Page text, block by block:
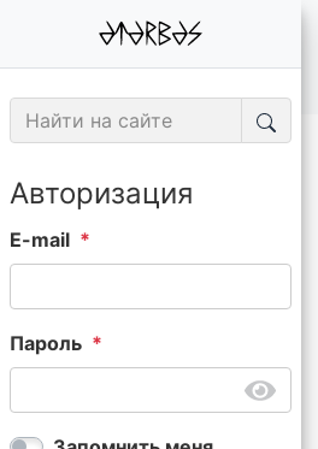
Авторизация
E-mail
Пароль